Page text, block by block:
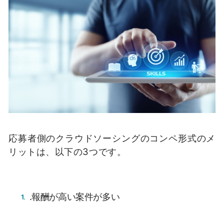
応募者側のクラウドソーシングのコンペ形式のメ
リットは、以下の3つです。
.報酬が高い案件が多い